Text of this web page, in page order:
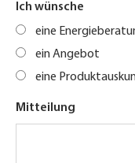
Ich wünsche
eine
ein Angebot
eine
Mitteilung